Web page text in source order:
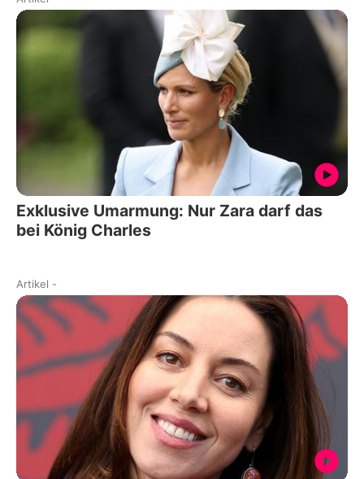
Exklusive Umarmung: Nur Zara darf das
bei König Charles
Artikel -